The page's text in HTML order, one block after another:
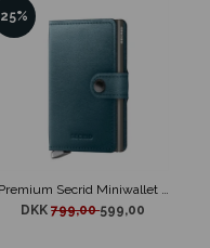
25%
Premium Secrid Miniwallet Dusk Teal
DKK799,00599,00